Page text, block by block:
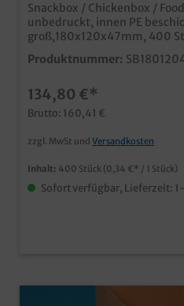
Snackbox / Chickenbox /
unbedruckt, innen PE
groß,180x120x47mm, 400 Stück
Fingerfood, Snacks, Menüs usw. Bestandteil
modernen neuen Produktlinie "Pure"
für Lebensmittelunbedenklichkeit Qualität
Germany ab 25.000 Stück auch individuell bedruckbar,
unser Kundenservice berät
Produktnummer:
134,80 €*
Brutto: 160,41 €
zzgl. MwSt und Versandkosten
Inhalt: 400 Stück (0,34 €* / 1 Stück)
Sofort verfügbar, Lieferzeit: